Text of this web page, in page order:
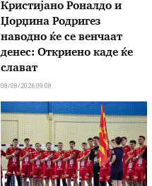
Кристијано Роналдо и
Џорџина Родригез
наводно ќе се венчаат
денес: Откриено каде ќе
слават
08/08/2026 09:08